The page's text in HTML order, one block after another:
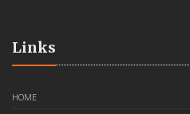
Links
HOME